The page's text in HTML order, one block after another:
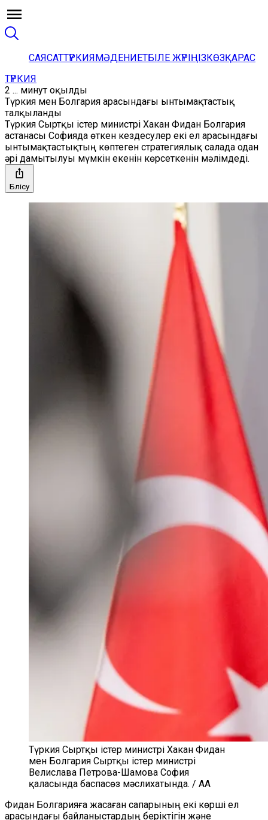
САЯСАТТҮРКИЯМӘДЕНИЕТБІЛЕ ЖҮРІҢІЗКӨЗҚАРАС
ТҮРКИЯ
2 ... минут оқылды
Түркия мен Болгария арасындағы ынтымақтастық
талқыланды
Түркия Сыртқы істер министрі Хакан Фидан Болгария
астанасы Софияда өткен кездесулер екі ел арасындағы
ынтымақтастықтың көптеген стратегиялық салада одан
әрі дамытылуы мүмкін екенін көрсеткенін мәлімдеді.
Бөлісу
Түркия Сыртқы істер министрі Хакан Фидан
мен Болгария Сыртқы істер министрі
Велислава Петрова-Шамова София
қаласында баспасөз мәслихатында. / AA
Фидан Болгарияға жасаған сапарының екі көрші ел
арасындағы байланыстардың беріктігін және